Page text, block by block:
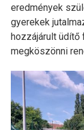
eredmények
gyerekek
hozzájárult
megköszönni